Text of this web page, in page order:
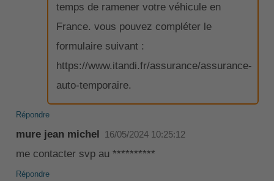
temps de ramener votre véhicule en
France. vous pouvez compléter le
formulaire suivant :
https://www.itandi.fr/assurance/assurance-
auto-temporaire.
Répondre
mure jean michel 16/05/2024 10:25:12
me contacter svp au **********
Répondre